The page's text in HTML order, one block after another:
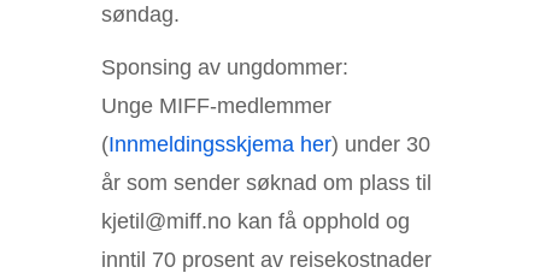
søndag.
Sponsing av ungdommer:
Unge MIFF-medlemmer
(Innmeldingsskjema her) under 30
år som sender søknad om plass til
kjetil@miff.no kan få opphold og
inntil 70 prosent av reisekostnader